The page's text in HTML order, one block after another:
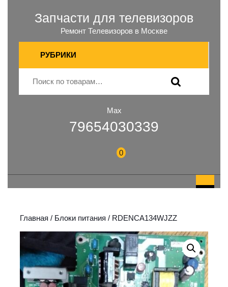
Запчасти для телевизоров
Ремонт Телевизоров в Москве
РУБРИКИ
Max
79654030339
0
Главная / Блоки питания / RDENCA134WJZZ